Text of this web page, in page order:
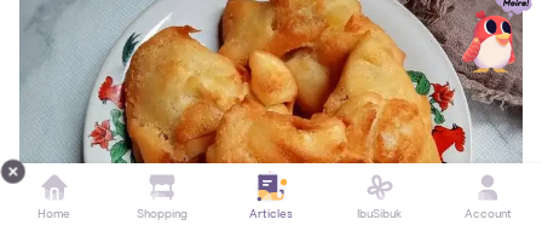
Home Shopping Articles IbuSibuk Account